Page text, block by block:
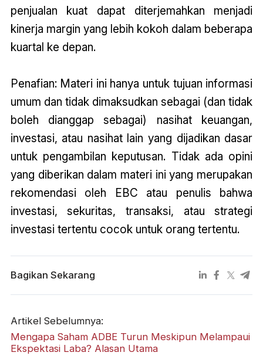
penjualan kuat dapat diterjemahkan menjadi
kinerja margin yang lebih kokoh dalam beberapa
kuartal ke depan.
Penafian: Materi ini hanya untuk tujuan informasi
umum dan tidak dimaksudkan sebagai (dan tidak
boleh dianggap sebagai) nasihat keuangan,
investasi, atau nasihat lain yang dijadikan dasar
untuk pengambilan keputusan. Tidak ada opini
yang diberikan dalam materi ini yang merupakan
rekomendasi oleh EBC atau penulis bahwa
investasi, sekuritas, transaksi, atau strategi
investasi tertentu cocok untuk orang tertentu.
Bagikan Sekarang
Artikel Sebelumnya:
Mengapa Saham ADBE Turun Meskipun Melampaui
Ekspektasi Laba? Alasan Utama